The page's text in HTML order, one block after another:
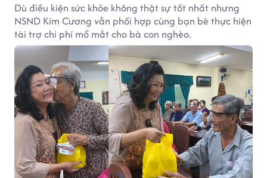
Dù điều kiện sức khỏe không thật sự tốt nhất nhưng
NSND Kim Cương vẫn phối hợp cùng bạn bè thực hiện
tài trợ chi phí mổ mắt cho bà con nghèo.